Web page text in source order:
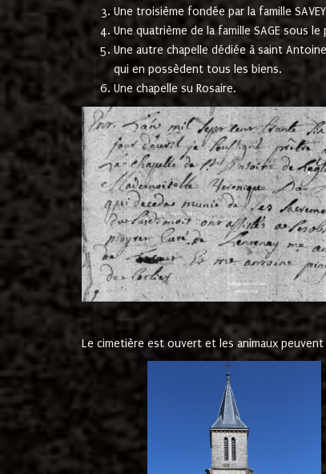
Une troisième fondée par la famille
Une quatrième de la famille SAGE sous
Une autre chapelle dédiée à saint
qui en possèdent tous les biens.
Une chapelle su Rosaire.
Le cimetière est ouvert et les animaux